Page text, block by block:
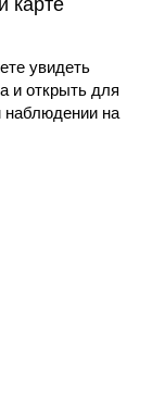
увидеть
и открыть для
наблюдении на